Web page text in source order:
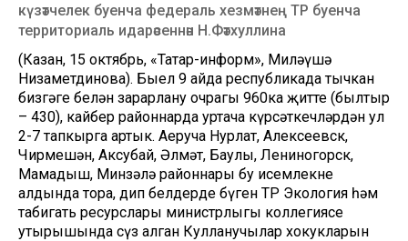
күзәтчелек буенча федераль хезмәтнең ТР буенча
территориаль идарәсеннән Н.Фәтхуллина
(Казан, 15 октябрь, «Татар-информ», Миләүшә
Низаметдинова). Быел 9 айда республикада тычкан
бизгәге белән зарарлану очрагы 960ка җитте (былтыр
– 430), кайбер районнарда уртача күрсәткечләрдән ул
2-7 тапкырга артык. Аеруча Нурлат, Алексеевск,
Чирмешән, Аксубай, Әлмәт, Баулы, Лениногорск,
Мамадыш, Минзәлә районнары бу исемлекнең
алдында тора, дип белдерде бүген ТР Экология һәм
табигать ресурслары министрлыгы коллегиясе
утырышында сүз алган Кулланучылар хокукларын